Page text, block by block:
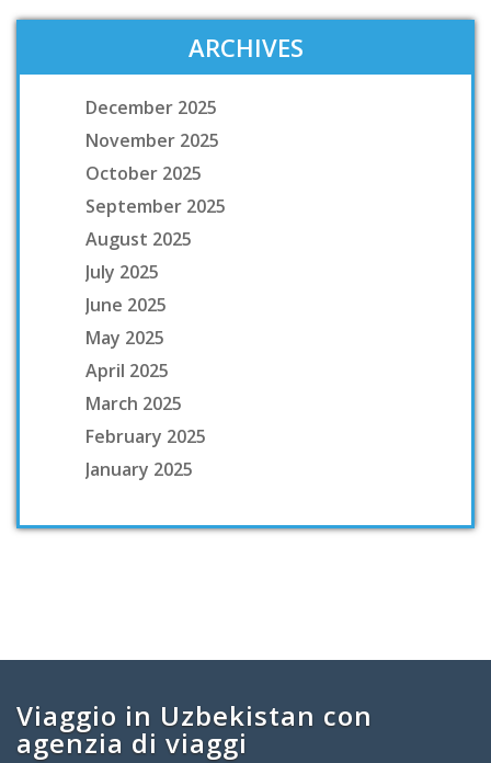
ARCHIVES
December 2025
November 2025
October 2025
September 2025
August 2025
July 2025
June 2025
May 2025
April 2025
March 2025
February 2025
January 2025
Viaggio in Uzbekistan con
agenzia di viaggi